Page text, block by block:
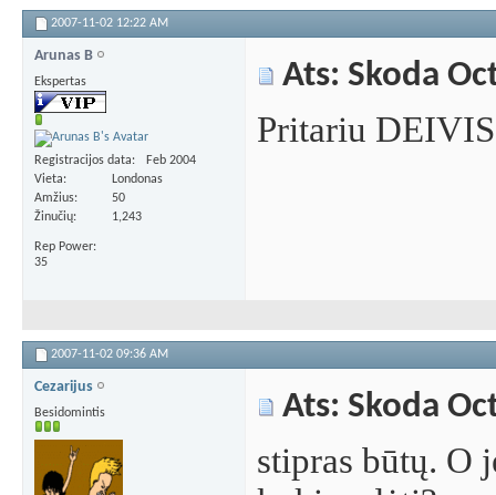
2007-11-02 12:22 AM
Arunas B
Ekspertas
Registracijos data
Feb 2004
Vieta
Londonas
Amžius
50
Žinučių
1,243
Rep Power
35
Ats: Skoda
Pritariu
2007-11-02 09:36 AM
Cezarijus
Besidomintis Ats: Skoda
stipras būtų. O